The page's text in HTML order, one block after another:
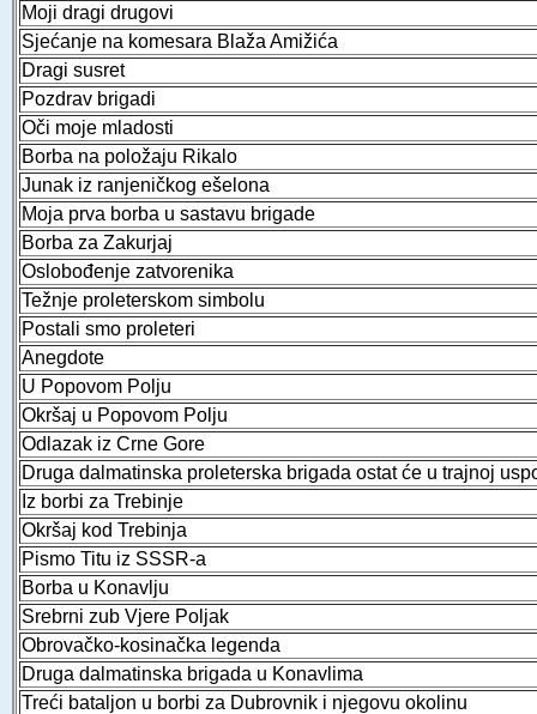
Moji dragi drugovi
Sjećanje na komesara Blaža Amižića
Dragi susret
Pozdrav brigadi
Oči moje mladosti
Borba na položaju Rikalo
Junak iz ranjeničkog ešelona
Moja prva borba u sastavu brigade
Borba za Zakurjaj
Oslobođenje zatvorenika
Težnje proleterskom simbolu
Postali smo proleteri
Anegdote
U Popovom Polju
Okršaj u Popovom Polju
Odlazak iz Crne Gore
Druga dalmatinska proleterska brigada ostat će u trajnoj
Iz borbi za Trebinje
Okršaj kod Trebinja
Pismo Titu iz SSSR-a
Borba u Konavlju
Srebrni zub Vjere Poljak
Obrovačko-kosinačka legenda
Druga dalmatinska brigada u Konavlima
Treći bataljon u borbi za Dubrovnik i njegovu okolinu